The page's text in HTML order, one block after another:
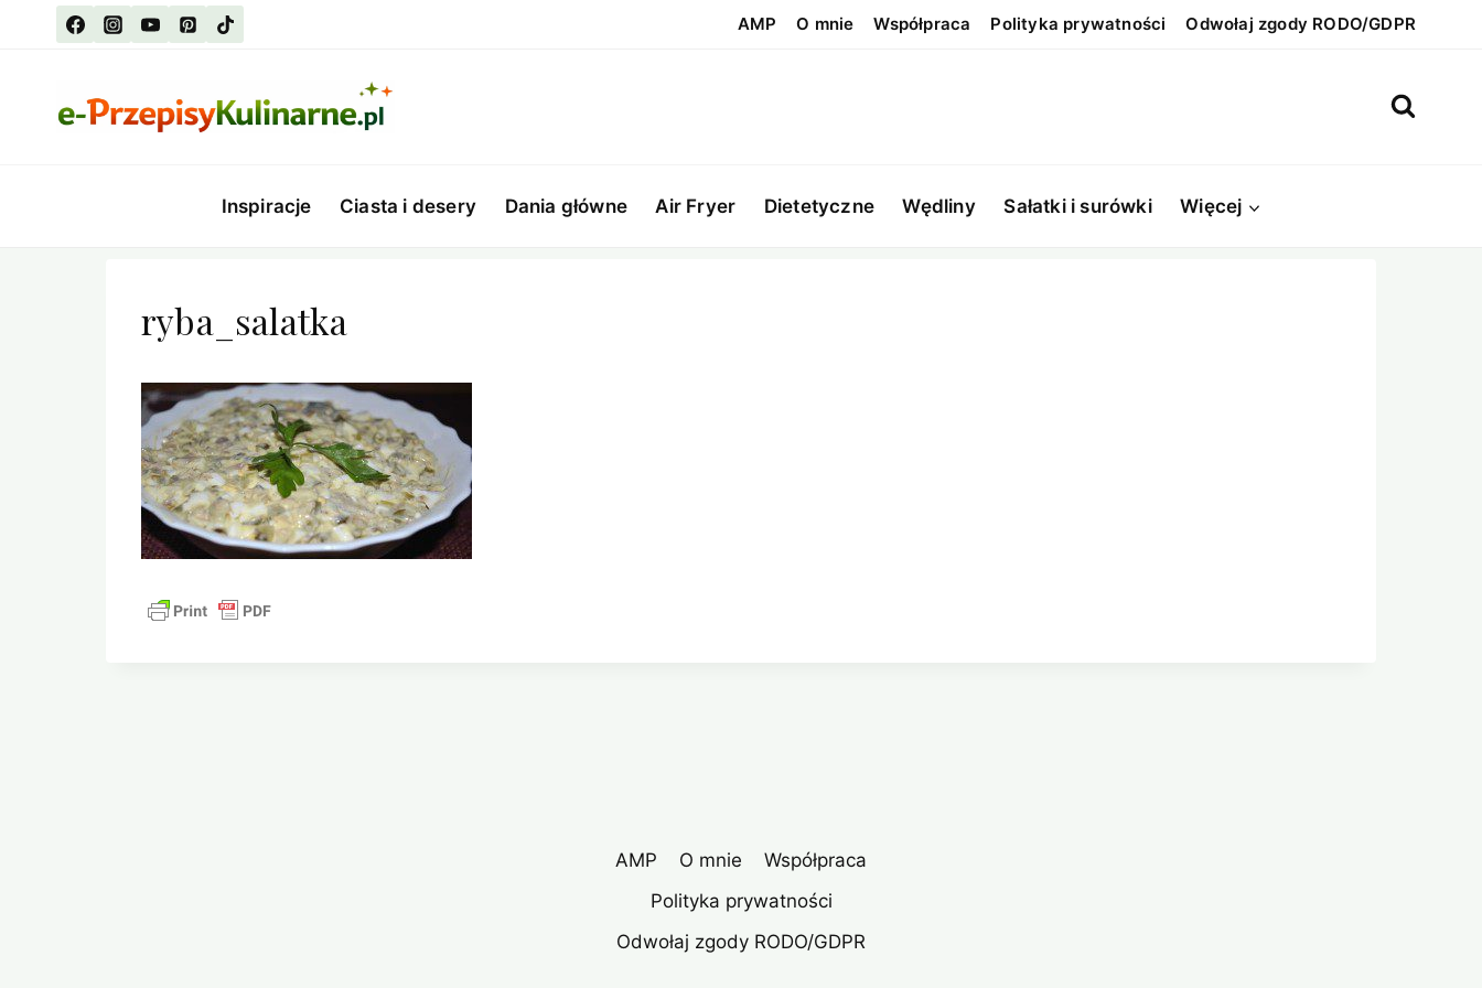
AMP O mnie Współpraca Polityka prywatności Odwołaj zgody RODO/GDPR
Inspiracje Ciasta i desery Dania główne Air Fryer Dietetyczne Wędliny Sałatki i surówki Więcej
ryba_salatka
AMP O mnie
Współpraca
Polityka prywatności
Odwołaj zgody RODO/GDPR